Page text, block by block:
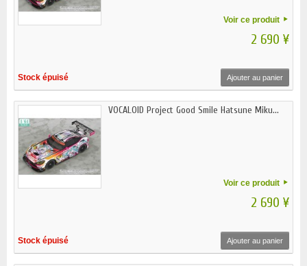
Voir ce produit
2 690 ¥
Stock épuisé Ajouter au panier
VOCALOID Project Good Smile Hatsune Miku...
Voir ce produit
2 690 ¥
Stock épuisé Ajouter au panier